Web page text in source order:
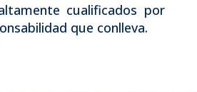
cualificados por
que conlleva.